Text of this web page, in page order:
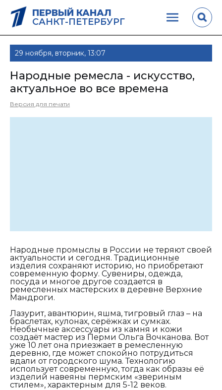
ПЕРВЫЙ КАНАЛ
САНКТ-ПЕТЕРБУРГ
29 ноября, вторник, 13:07
Народные ремесла - искусство,
актуальное во все времена
Версия для печати
Народные промыслы в России не теряют своей
актуальности и сегодня. Традиционные
изделия сохраняют историю, но приобретают
современную форму. Сувениры, одежда,
посуда и многое другое создается в
ремесленных мастерских в деревне Верхние
Мандроги.
Лазурит, авантюрин, яшма, тигровый глаз – на
браслетах, кулонах, серёжках и сумках.
Необычные аксессуары из камня и кожи
создаёт мастер из Перми Ольга Вочканова. Вот
уже 10 лет она приезжает в ремесленную
деревню, где может спокойно потрудиться
вдали от городского шума. Технологию
использует современную, тогда как образы её
изделий навеяны пермским «звериным
стилем», характерным для 5-12 веков.